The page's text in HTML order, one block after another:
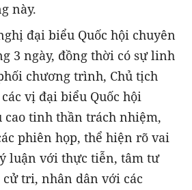
này.
đại biểu Quốc hội chuyên
3 ngày, đồng thời có sự linh
chương trình, Chủ tịch
vị đại biểu Quốc hội
cao tinh thần trách nhiệm,
phiên họp, thể hiện rõ vai
luận với thực tiễn, tâm tư
tri, nhân dân với các